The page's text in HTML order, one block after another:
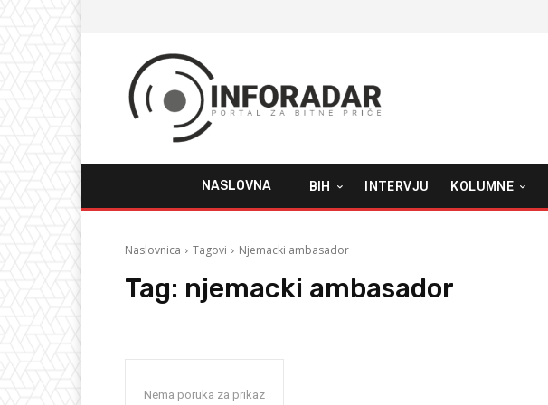
NASLOVNA BIH INTERVJU KOLUMNE
Naslovnica Tagovi Njemacki ambasador
Tag: njemacki ambasador
Nema poruka za prikaz